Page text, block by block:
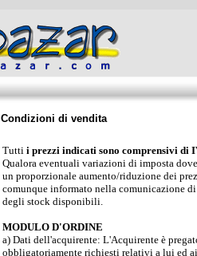
Condizioni di vendita
Tutti i prezzi indicati sono comprensivi di
Qualora eventuali variazioni di imposta
un proporzionale aumento/riduzione dei
comunque informato nella comunicazione
degli stock disponibili.
MODULO D'ORDINE
a) Dati dell'acquirente: L'Acquirente è
obbligatoriamente richiesti relativi a lui ed